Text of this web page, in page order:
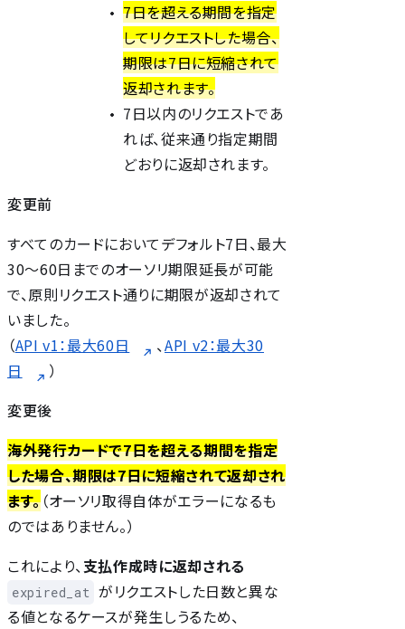
7日を超える期間を指定
してリクエストした場合、
期限は7日に短縮されて
返却されます。
7日以内のリクエストであ
れば、従来通り指定期間
どおりに返却されます。
変更前
すべてのカードにおいてデフォルト7日、最大
30〜60日までのオーソリ期限延長が可能
で、原則リクエスト通りに期限が返却されて
いました。
（API v1：最大60日 、API v2：最大30
日
）
変更後
海外発行カードで7日を超える期間を指定
した場合、期限は7日に短縮されて返却され
ます。（オーソリ取得自体がエラーになるも
のではありません。）
これにより、支払作成時に返却される
expired_at がリクエストした日数と異な
る値となるケースが発生しうるため、